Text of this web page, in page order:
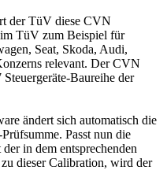
der TüV diese CVN
TüV zum Beispiel für
Seat, Skoda, Audi,
relevant. Der CVN
Baureihe der
ändert sich automatisch die
Passt nun die
in dem entsprechenden
dieser Calibration, wird der